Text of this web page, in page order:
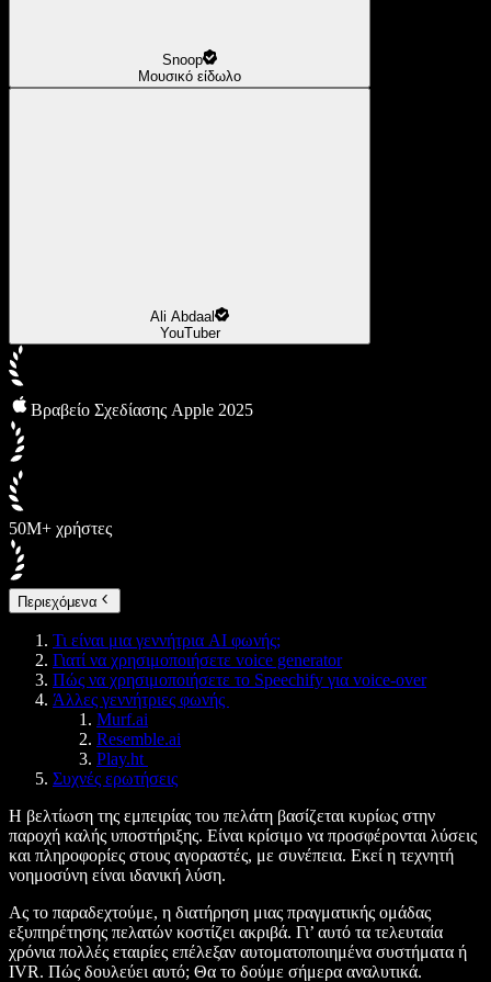
Snoop
Μουσικό είδωλο
Ali Abdaal
YouTuber
Βραβείο Σχεδίασης Apple 2025
50M+ χρήστες
Περιεχόμενα
Τι είναι μια γεννήτρια AI φωνής;
Γιατί να χρησιμοποιήσετε voice generator
Πώς να χρησιμοποιήσετε το Speechify για voice-over
Άλλες γεννήτριες φωνής
Murf.ai
Resemble.ai
Play.ht
Συχνές ερωτήσεις
Η βελτίωση της εμπειρίας του πελάτη βασίζεται κυρίως στην
παροχή καλής υποστήριξης. Είναι κρίσιμο να προσφέρονται λύσεις
και πληροφορίες στους αγοραστές, με συνέπεια. Εκεί η τεχνητή
νοημοσύνη είναι ιδανική λύση.
Ας το παραδεχτούμε, η διατήρηση μιας πραγματικής ομάδας
εξυπηρέτησης πελατών κοστίζει ακριβά. Γι’ αυτό τα τελευταία
χρόνια πολλές εταιρίες επέλεξαν αυτοματοποιημένα συστήματα ή
IVR. Πώς δουλεύει αυτό; Θα το δούμε σήμερα αναλυτικά.